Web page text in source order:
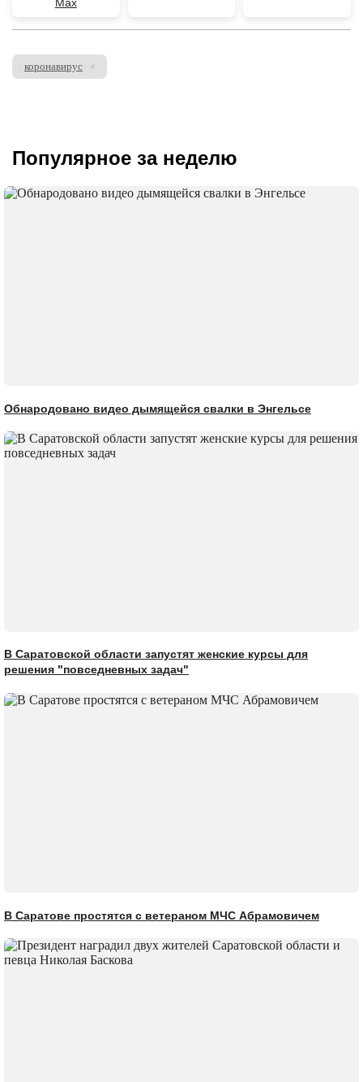
коронавирус
Популярное за неделю
Обнародовано видео дымящейся свалки в Энгельсе
В Саратовской области запустят женские курсы для
решения "повседневных задач"
В Саратове простятся с ветераном МЧС Абрамовичем